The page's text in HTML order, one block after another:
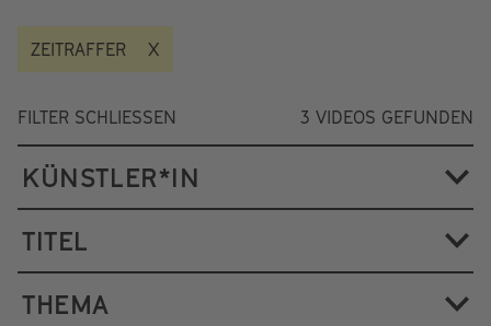
ZEITRAFFER
FILTER SCHLIESSEN 3 VIDEOS GEFUNDEN
KÜNSTLER*IN
TITEL
THEMA